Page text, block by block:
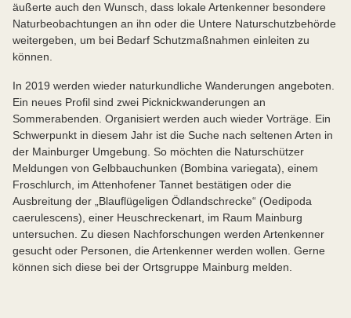
äußerte auch den Wunsch, dass lokale Artenkenner besondere
Naturbeobachtungen an ihn oder die Untere Naturschutzbehörde
weitergeben, um bei Bedarf Schutzmaßnahmen einleiten zu
können.
In 2019 werden wieder naturkundliche Wanderungen angeboten.
Ein neues Profil sind zwei Picknickwanderungen an
Sommerabenden. Organisiert werden auch wieder Vorträge. Ein
Schwerpunkt in diesem Jahr ist die Suche nach seltenen Arten in
der Mainburger Umgebung. So möchten die Naturschützer
Meldungen von Gelbbauchunken (Bombina variegata), einem
Froschlurch, im Attenhofener Tannet bestätigen oder die
Ausbreitung der „Blauflügeligen Ödlandschrecke“ (Oedipoda
caerulescens), einer Heuschreckenart, im Raum Mainburg
untersuchen. Zu diesen Nachforschungen werden Artenkenner
gesucht oder Personen, die Artenkenner werden wollen. Gerne
können sich diese bei der Ortsgruppe Mainburg melden.